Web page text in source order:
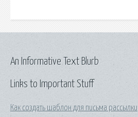
Links to Important Stuff
Как создать шаблон для письма рассылки
An Informative Text Blurb